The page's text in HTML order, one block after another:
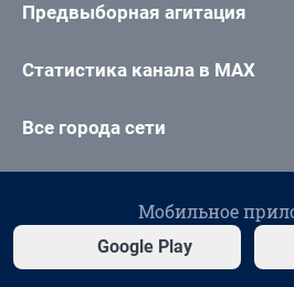
Предвыборная агитация
Статистика канала в MAX
Все города сети
Мобильное
Google Play